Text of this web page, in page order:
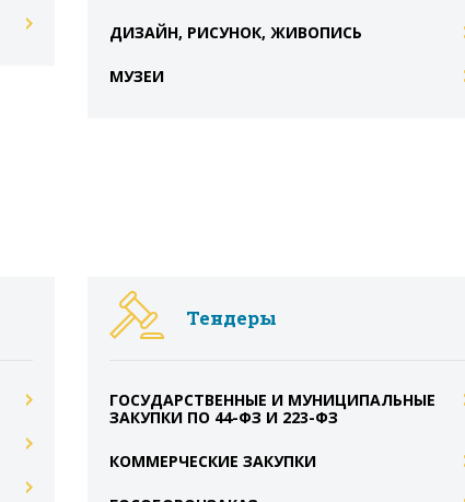
ДИЗАЙН, РИСУНОК, ЖИВОПИСЬ
МУЗЕИ
Тендеры
ГОСУДАРСТВЕННЫЕ И МУНИЦИПАЛЬНЫЕ
ЗАКУПКИ ПО 44-ФЗ И 223-ФЗ
КОММЕРЧЕСКИЕ ЗАКУПКИ